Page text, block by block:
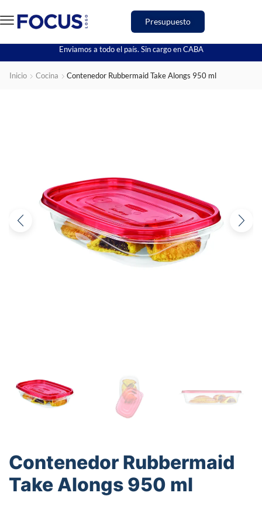
Presupuesto
Enviamos a todo el país. Sin cargo en CABA
Inicio Cocina Contenedor Rubbermaid Take Alongs 950 ml
Contenedor Rubbermaid
Take Alongs 950 ml